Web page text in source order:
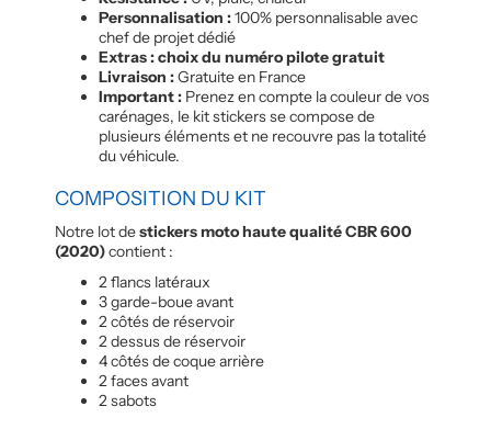
Personnalisation :100% personnalisable avec
chef de projet dédié
Extras : choix du numéro pilote gratuit
Livraison :Gratuite en France
Important : Prenez en compte la couleur de vos
carénages, le kit stickers se compose de
plusieurs éléments et ne recouvre pas la totalité
du véhicule.
COMPOSITION DU KIT
Notre lot destickers moto haute qualité CBR 600
(2020)contient :
2 flancs latéraux
3 garde-boue avant
2 côtés de réservoir
2 dessus de réservoir
4 côtés de coque arrière
2 faces avant
2 sabots